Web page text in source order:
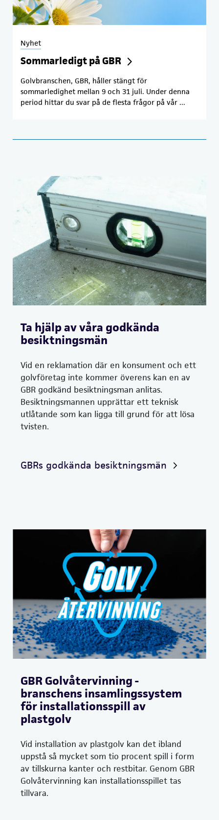
Nyhet
Sommarledigt på GBR
Golvbranschen, GBR, håller stängt för
sommarledighet mellan 9 och 31 juli. Under denna
period hittar du svar på de flesta frågor på vår ...
Ta hjälp av våra godkända
besiktningsmän
Vid en reklamation där en konsument och ett
golvföretag inte kommer överens kan en av
GBR godkänd besiktningsman anlitas.
Besiktningsmannen upprättar ett teknisk
utlåtande som kan ligga till grund för att lösa
tvisten.
GBRs godkända besiktningsmän
GBR Golvåtervinning -
branschens insamlingssystem
för installationsspill av
plastgolv
Vid installation av plastgolv kan det ibland
uppstå så mycket som tio procent spill i form
av tillskurna kanter och restbitar. Genom GBR
Golvåtervinning kan installationsspillet tas
tillvara.